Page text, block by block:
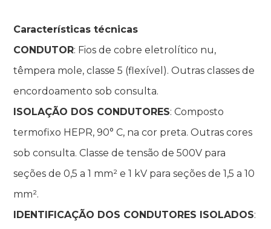
Características técnicas
CONDUTOR: Fios de cobre eletrolítico nu,
têmpera mole, classe 5 (flexível). Outras classes de
encordoamento sob consulta.
ISOLAÇÃO DOS CONDUTORES: Composto
termofixo HEPR, 90° C, na cor preta. Outras cores
sob consulta. Classe de tensão de 500V para
seções de 0,5 a 1 mm² e 1 kV para seções de 1,5 a 10
mm².
IDENTIFICAÇÃO DOS CONDUTORES ISOLADOS: